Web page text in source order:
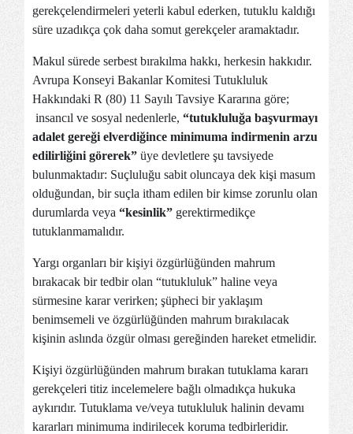
gerekçelendirmeleri yeterli kabul ederken, tutuklu kaldığı
süre uzadıkça çok daha somut gerekçeler aramaktadır.
Makul sürede serbest bırakılma hakkı, herkesin hakkıdır.
Avrupa Konseyi Bakanlar Komitesi Tutukluluk
Hakkındaki R (80) 11 Sayılı Tavsiye Kararına göre;
insancıl ve sosyal nedenlerle, “tutukluluğa başvurmayı
adalet gereği elverdiğince minimuma indirmenin arzu
edilirliğini görerek” üye devletlere şu tavsiyede
bulunmaktadır: Suçluluğu sabit oluncaya dek kişi masum
olduğundan, bir suçla itham edilen bir kimse zorunlu olan
durumlarda veya “kesinlik” gerektirmedikçe
tutuklanmamalıdır.
Yargı organları bir kişiyi özgürlüğünden mahrum
bırakacak bir tedbir olan “tutukluluk” haline veya
sürmesine karar verirken; şüpheci bir yaklaşım
benimsemeli ve özgürlüğünden mahrum bırakılacak
kişinin aslında özgür olması gereğinden hareket etmelidir.
Kişiyi özgürlüğünden mahrum bırakan tutuklama kararı
gerekçeleri titiz incelemelere bağlı olmadıkça hukuka
aykırıdır. Tutuklama ve/veya tutukluluk halinin devamı
kararları minimuma indirilecek koruma tedbirleridir.